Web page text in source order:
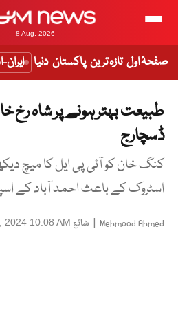
8 Aug, 2026
صفحۂ اول تازہ ترین پاکستان دنیا
طبیعت بہتر ہونے پر شاہ رخ
ڈسچارج
کنگ خان کو آئی پی ایل کا میچ
اسٹروک کے باعث احمد آباد کے
Mehmood Ahmed
| شائع 2024 10:08 AM